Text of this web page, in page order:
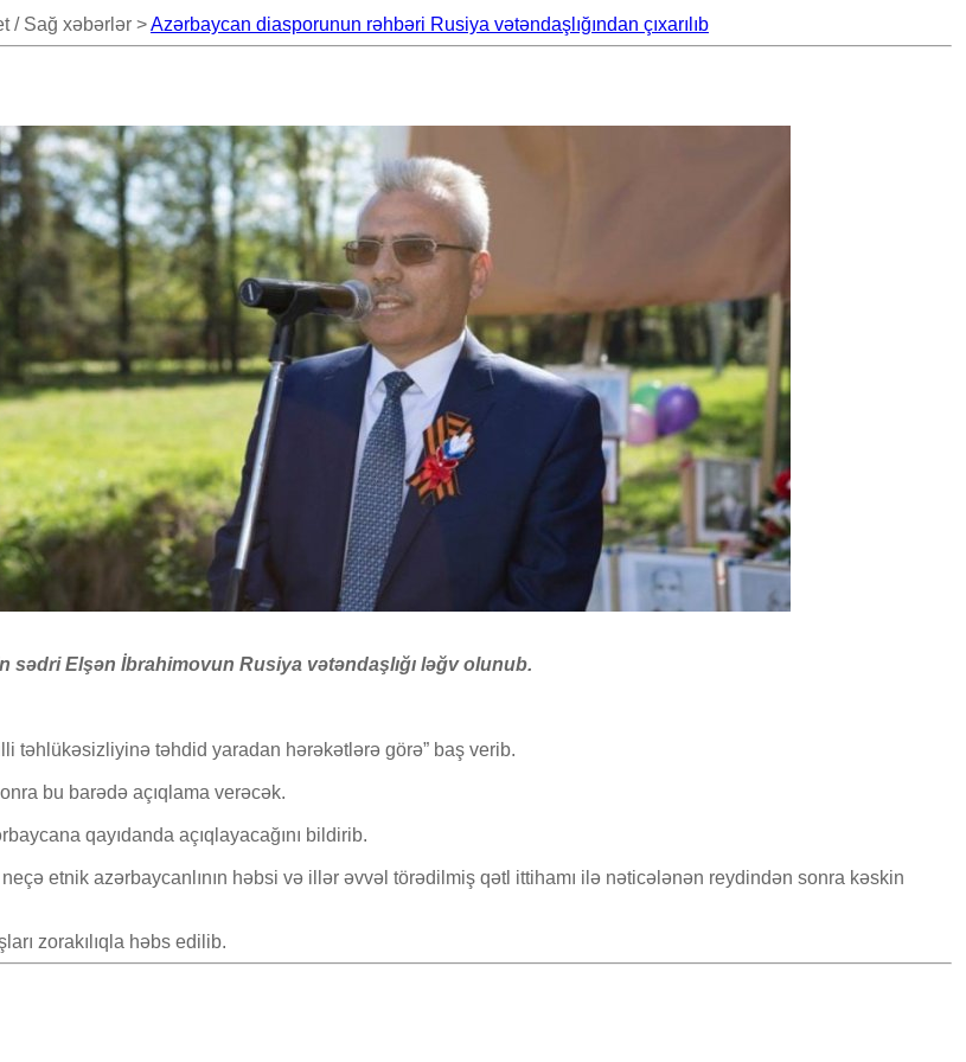
/ Sağ xəbərlər >Azərbaycan diasporunun rəhbəri Rusiya vətəndaşlığından çıxarılıb
sədri Elşən İbrahimovun Rusiya vətəndaşlığı ləğv olunub.
təhlükəsizliyinə təhdid yaradan hərəkətlərə görə” baş verib.
bu barədə açıqlama verəcək.
qayıdanda açıqlayacağını bildirib.
etnik azərbaycanlının həbsi və illər əvvəl törədilmiş qətl ittihamı ilə nəticələnən reydindən sonra kəskin
zorakılıqla həbs edilib.